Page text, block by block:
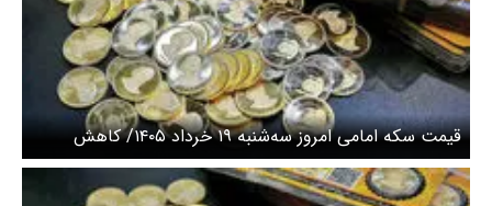
قیمت سکه امامی امروز سه‌شنبه ۱۹ خرداد ۱۴۰۵/ کاهش
قیمت سکه